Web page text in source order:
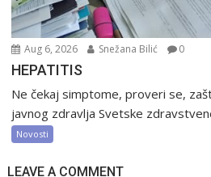
Aug 6, 2026 Snežana Bilić 0
HEPATITIS
Ne čekaj simptome, proveri se,
javnog zdravlja Svetske
Novosti
LEAVE A COMMENT